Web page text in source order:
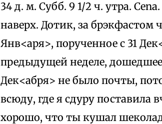
34 д. м. Субб. 9 1/2 ч. утра.
наверх. Дотик, за брэкфастом
Янв<аря>, порученное с 31
предыдущей неделе,
Дек<абря> не было почты,
всюду, где я сдуру поставила
хорошо, что ты кушал